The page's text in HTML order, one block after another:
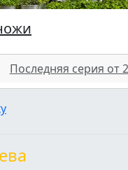
Последняя серия от